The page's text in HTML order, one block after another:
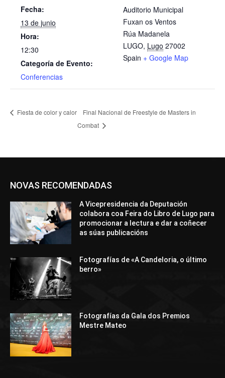
Fecha:
13 de junio
Hora:
12:30
Categoría de Evento:
Conferencias
Auditorio Municipal
Fuxan os Ventos
Rúa Madanela
LUGO, Lugo 27002
Spain + Google Map
Fiesta de color y calor
Final Nacional de Freestyle de Masters in
Combat
NOVAS RECOMENDADAS
A Vicepresidencia da Deputación
colabora coa Feira do Libro de Lugo para
promocionar a lectura e dar a coñecer
as súas publicacións
Fotografías de «A Candeloria, o último
berro»
Fotografías da Gala dos Premios
Mestre Mateo